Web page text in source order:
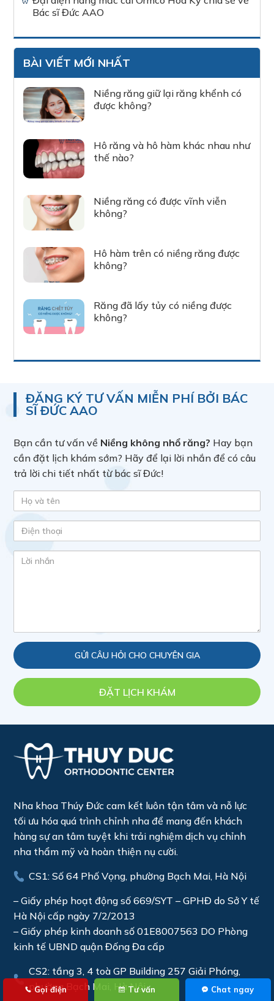
Bác sĩ Đức AAO
BÀI VIẾT MỚI NHẤT
Niềng răng giữ lại răng khểnh có
được không?
Hô răng và hô hàm khác nhau như
thế nào?
Niềng răng có được vĩnh viễn
không?
Hô hàm trên có niềng răng được
không?
Răng đã lấy tủy có niềng được
không?
ĐĂNG KÝ TƯ VẤN MIỄN PHÍ BỞI BÁC
SĨ ĐỨC AAO
Bạn cần tư vấn về Niềng không nhổ răng? Hay bạn
cần đặt lịch khám sớm? Hãy để lại lời nhắn để có câu
trả lời chi tiết nhất từ bác sĩ Đức!
ĐẶT LỊCH KHÁM
Nha khoa Thúy Đức cam kết luôn tận tâm và nỗ lực
tối ưu hóa quá trình chỉnh nha để mang đến khách
hàng sự an tâm tuyệt khi trải nghiệm dịch vụ chỉnh
nha thẩm mỹ và hoàn thiện nụ cười.
CS1: Số 64 Phố Vọng, phường Bạch Mai, Hà Nội
– Giấy phép hoạt động số 669/SYT – GPHĐ do Sở Y tế
Hà Nội cấp ngày 7/2/2013
– Giấy phép kinh doanh số 01E8007563 DO Phòng
kinh tế UBND quận Đống Đa cấp
CS2: tầng 3, 4 toà GP Building 257 Giải Phóng,
phường Bạch Mai, Hà Nội
Gọi điện Tư vấn Chat ngay